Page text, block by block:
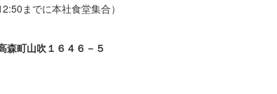
本社食堂集合）
森町山吹１６４６－５